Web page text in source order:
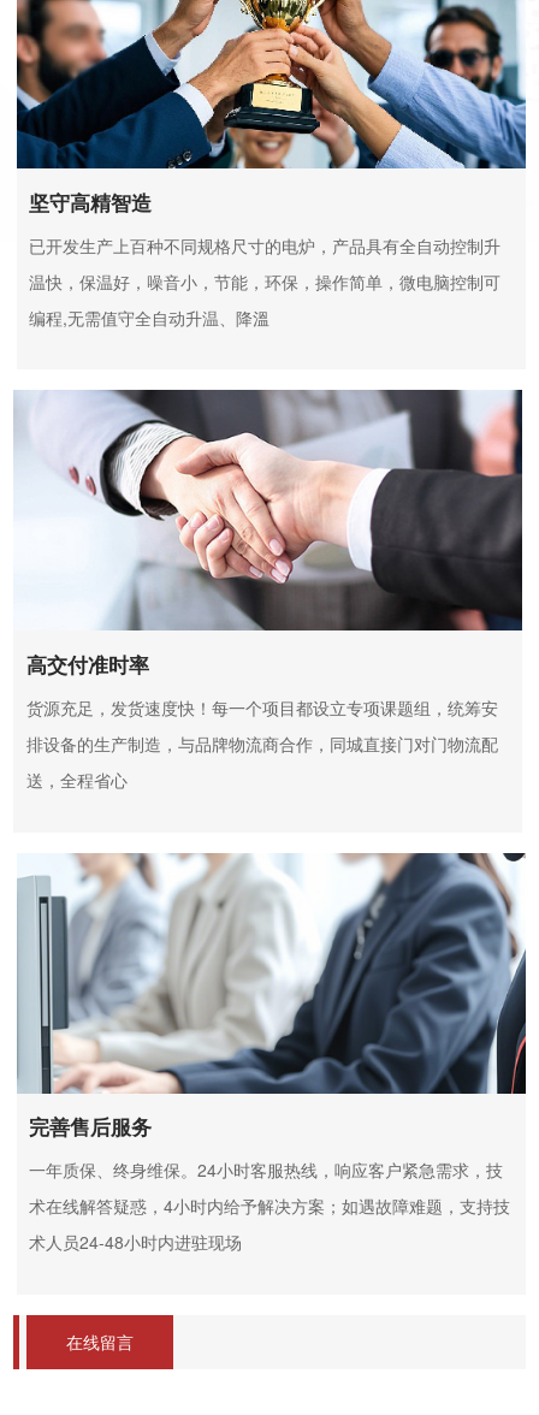
坚守高精智造
已开发生产上百种不同规格尺寸的电炉，产品具有全自动控制升
温快，保温好，噪音小，节能，环保，操作简单，微电脑控制可
编程,无需值守全自动升温、降溫
高交付准时率
货源充足，发货速度快！每一个项目都设立专项课题组，统筹安
排设备的生产制造，与品牌物流商合作，同城直接门对门物流配
送，全程省心
完善售后服务
一年质保、终身维保。24小时客服热线，响应客户紧急需求，技
术在线解答疑惑，4小时内给予解决方案；如遇故障难题，支持技
术人员24-48小时内进驻现场
在线留言